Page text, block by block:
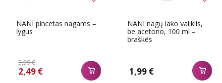
NANI pincetas nagams –
lygus
3,59 €
2,49 €
NANI nagų lako valiklis,
be acetono, 100 ml –
braškës
1,99 €